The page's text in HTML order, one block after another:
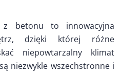
z betonu to innowacyjna
dzięki której różne
niepowtarzalny klimat
niezwykle wszechstronne i